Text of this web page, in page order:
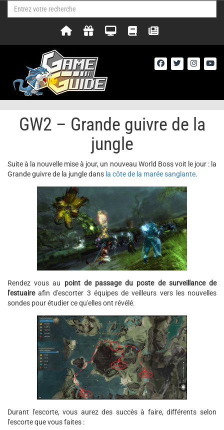
GW2 – Grande guivre de la
jungle
Suite à la nouvelle mise à jour, un nouveau World Boss voit le jour : la
Grande guivre de la jungle dans la côte de la marée sanglante.
Rendez vous au point de passage du poste de surveillance de
l'estuaireafin d'escorter 3 équipes de veilleurs vers les nouvelles
sondes pour étudier ce qu'elles ont révélé.
Durant l'escorte, vous aurez des succès à faire, différents selon
l'escorte que vous faites :